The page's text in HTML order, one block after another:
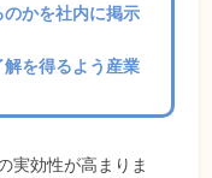
のかを社内に掲示
解を得るよう産業
実効性が高まりま